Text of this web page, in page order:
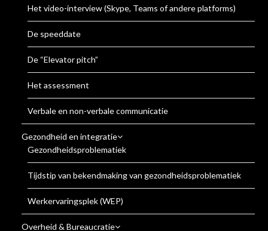
Het video-interview (Skype, Teams of andere platforms)
De speeddate
De “Elevator pitch”
Het assessment
Verbale en non-verbale communicatie
Gezondheid en integratie
Gezondheidsproblematiek
Tijdstip van bekendmaking van gezondheidsproblematiek
Werkervaringsplek (WEP)
Overheid & Bureaucratie